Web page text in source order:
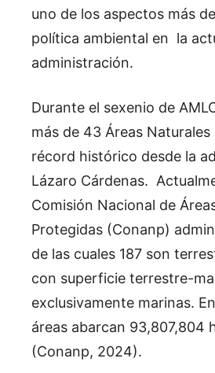
uno de los aspectos más
política ambiental en la
administración.
Durante el sexenio de
más de 43 Áreas
récord histórico desde la
Lázaro Cárdenas.
Comisión Nacional de
Protegidas (Conanp)
de las cuales 187 son
con superficie terrestre-
exclusivamente marinas.
áreas abarcan 93,807,804
(Conanp, 2024).